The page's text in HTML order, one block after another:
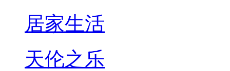
居家生活
天伦之乐